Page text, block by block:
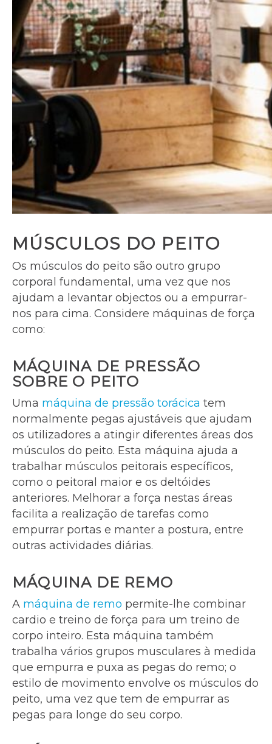
MÚSCULOS DO PEITO
Os músculos do peito são outro grupo
corporal fundamental, uma vez que nos
ajudam a levantar objectos ou a empurrar-
nos para cima. Considere máquinas de força
como:
MÁQUINA DE PRESSÃO
SOBRE O PEITO
Uma máquina de pressão torácica tem
normalmente pegas ajustáveis que ajudam
os utilizadores a atingir diferentes áreas dos
músculos do peito. Esta máquina ajuda a
trabalhar músculos peitorais específicos,
como o peitoral maior e os deltóides
anteriores. Melhorar a força nestas áreas
facilita a realização de tarefas como
empurrar portas e manter a postura, entre
outras actividades diárias.
MÁQUINA DE REMO
A máquina de remo permite-lhe combinar
cardio e treino de força para um treino de
corpo inteiro. Esta máquina também
trabalha vários grupos musculares à medida
que empurra e puxa as pegas do remo; o
estilo de movimento envolve os músculos do
peito, uma vez que tem de empurrar as
pegas para longe do seu corpo.